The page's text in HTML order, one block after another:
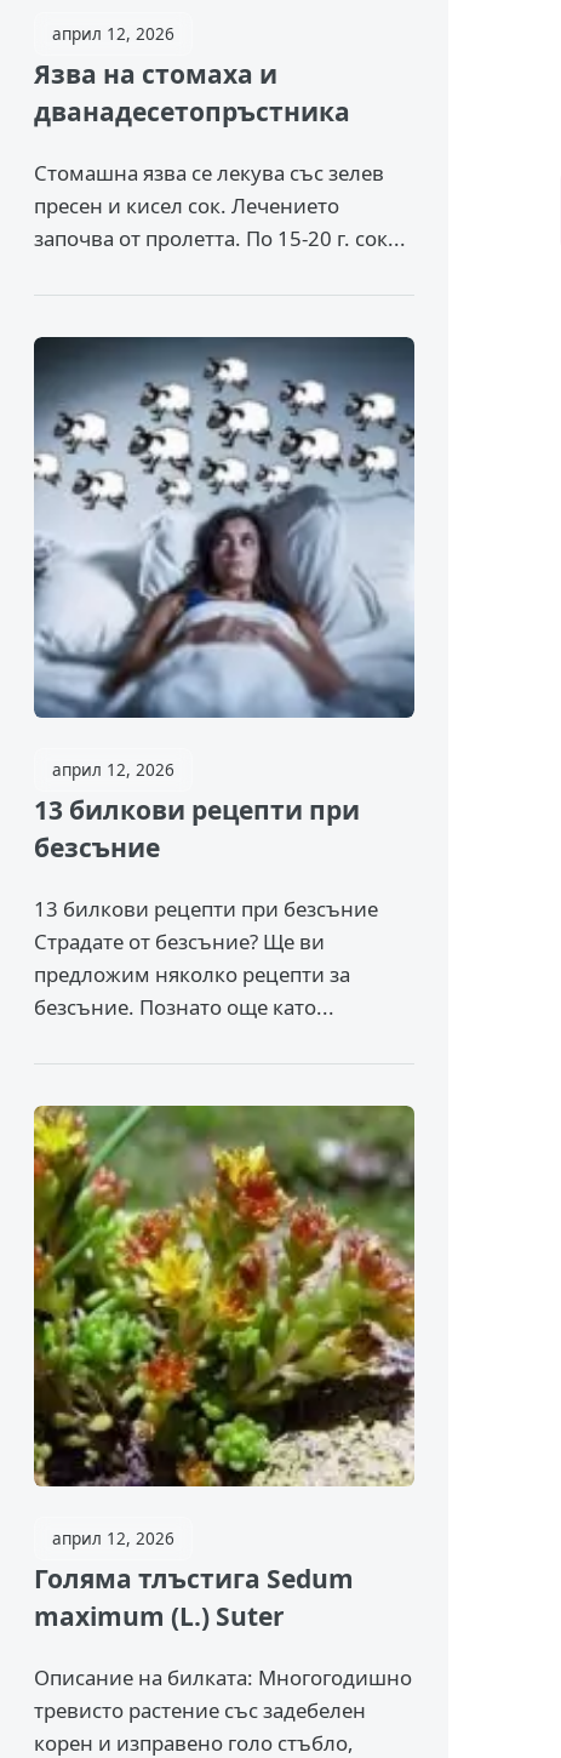
април 12, 2026
Язва на стомаха и
дванадесетопръстника
Стомашна язва се лекува със зелев
пресен и кисел сок. Лечението
започва от пролетта. По 15-20 г. сок...
април 12, 2026
13 билкови рецепти при
безсъние
13 билкови рецепти при безсъние
Страдате от безсъние? Ще ви
предложим няколко рецепти за
безсъние. Познато още като...
април 12, 2026
Голяма тлъстига Sedum
maximum (L.) Suter
Описание на билката: Многогодишно
тревисто растение със задебелен
корен и изправено го­ло стъбло,